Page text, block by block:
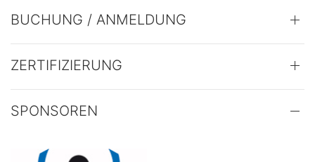
BUCHUNG / ANMELDUNG
ZERTIFIZIERUNG
SPONSOREN